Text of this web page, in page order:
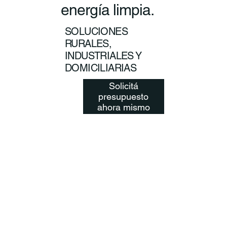
energía limpia.
SOLUCIONES
RURALES,
INDUSTRIALES Y
DOMICILIARIAS
Solicitá
presupuesto
ahora mismo